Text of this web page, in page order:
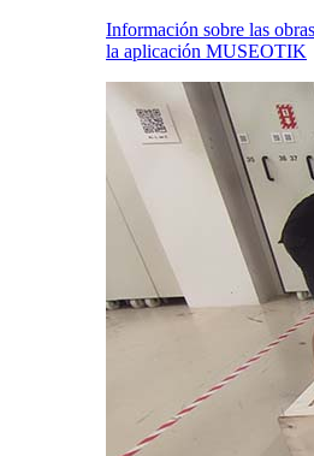
Información sobre las
la aplicación MUSEOTIK